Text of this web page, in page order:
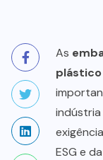
As
plástico
ESG e